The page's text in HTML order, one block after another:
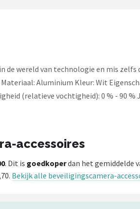
de wereld van technologie en mis
Aluminium Kleur: Wit
(relatieve vochtigheid): 0 % - 90 %
accessoires
. Dit is goedkoperdan het gemiddelde
Bekijk alle beveiligingscamera-